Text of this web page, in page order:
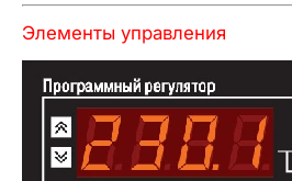
Элементы управления